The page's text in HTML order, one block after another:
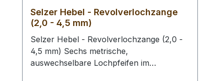
Selzer Hebel - Revolverlochzange
(2,0 - 4,5 mm)
Selzer Hebel - Revolverlochzange (2,0 -
4,5 mm) Sechs metrische,
auswechselbare Lochpfeifen im